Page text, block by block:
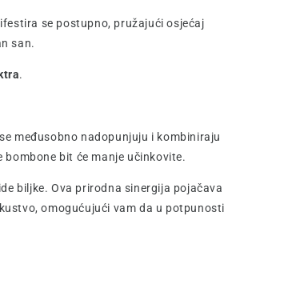
se postupno, pružajući osjećaj
san.
.
međusobno nadopunjuju i kombiniraju
bombone bit će manje učinkovite.
biljke. Ova prirodna sinergija pojačava
omogućujući vam da u potpunosti